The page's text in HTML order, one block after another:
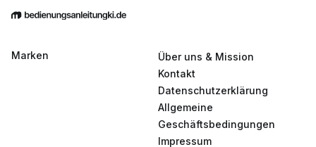
Marken
Über uns & Mission
Kontakt
Datenschutzerklärung
Allgemeine
Geschäftsbedingungen
Impressum